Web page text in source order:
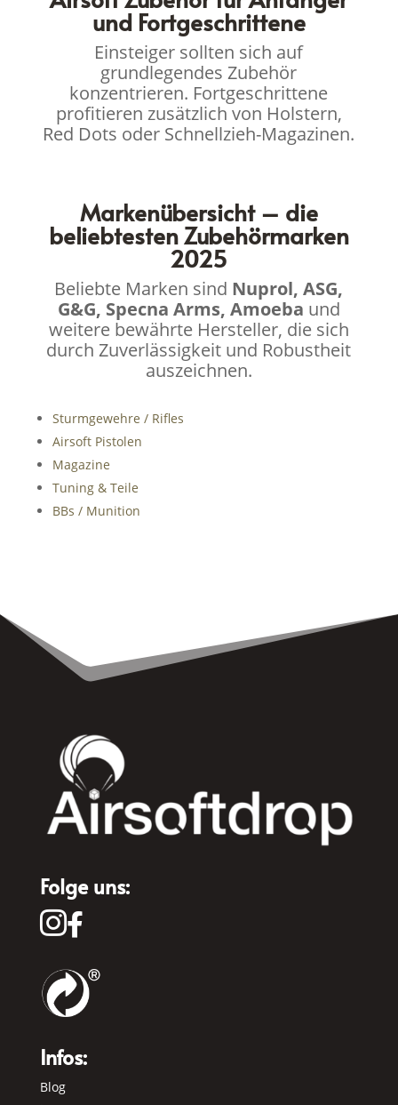
und Fortgeschrittene
Einsteiger sollten sich auf
grundlegendes Zubehör
konzentrieren. Fortgeschrittene
profitieren zusätzlich von Holstern,
Red Dots oder Schnellzieh-Magazinen.
Markenübersicht – die
beliebtesten Zubehörmarken
2025
Beliebte Marken sind Nuprol, ASG,
G&G, Specna Arms, Amoeba und
weitere bewährte Hersteller, die sich
durch Zuverlässigkeit und Robustheit
auszeichnen.
Sturmgewehre / Rifles
Airsoft Pistolen
Magazine
Tuning & Teile
BBs / Munition
Folge uns:

Infos:
Blog